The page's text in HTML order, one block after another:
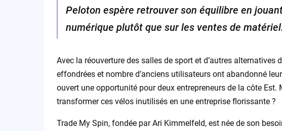
Peloton espère retrouver son équilibre en
numérique plutôt que sur les ventes de
Avec la réouverture des salles de sport et d’autres alternatives
effondrées et nombre d’anciens utilisateurs ont abandonné
ouvert une opportunité pour deux entrepreneurs de la côte
transformer ces vélos inutilisés en une entreprise florissante ?
Trade My Spin, fondée par Ari Kimmelfeld, est née de son